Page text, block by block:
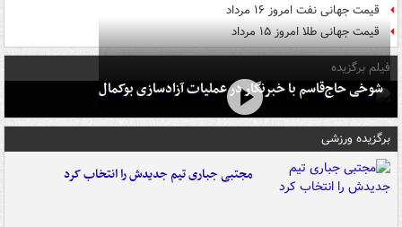
قیمت جهانی نفت امروز ۱۶ مرداد
قیمت جهانی طلا امروز ۱۵ مرداد
فیلم برگزیده
شوخی حاج‌قاسم با خبرنگار در عملیات آزادسازی بوکمال
برگزیده ورزشی
مجتبی جباری تیم جدیدش را انتخاب کرد